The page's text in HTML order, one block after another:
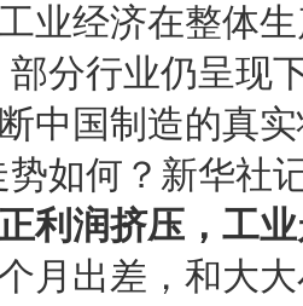
业经济在整体
分行业仍呈现
国制造的真实
如何？新华社
利润挤压，工
出差，和大大